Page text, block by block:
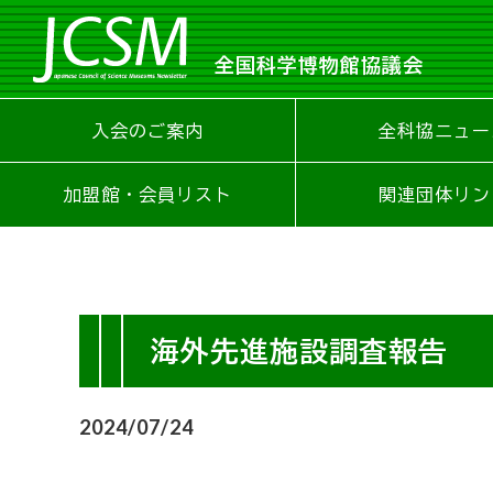
全国科学博物館協議会
入会のご案内 全科協ニュ
加盟館・会員リスト 関連団体リ
海外先進施設調査報告
2024/07/24